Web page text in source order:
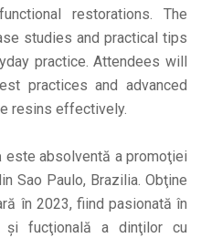
restorations. The
studies and practical tips
practice. Attendees will
practices and advanced
resins effectively.
este absolventă a promoţiei
Sao Paulo, Brazilia. Obţine
în 2023, fiind pasionată în
și fucţională a dinţilor cu